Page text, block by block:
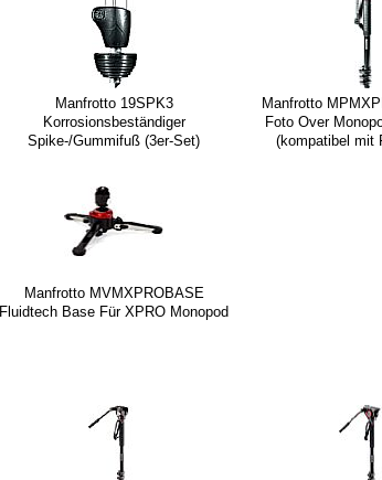
Manfrotto 19SPK3
Korrosionsbeständiger
Spike-/Gummifuß (3er-Set)
Manfrotto
Foto Over
(kompatibel mit
Manfrotto MVMXPROBASE
Fluidtech Base Für XPRO Monopod